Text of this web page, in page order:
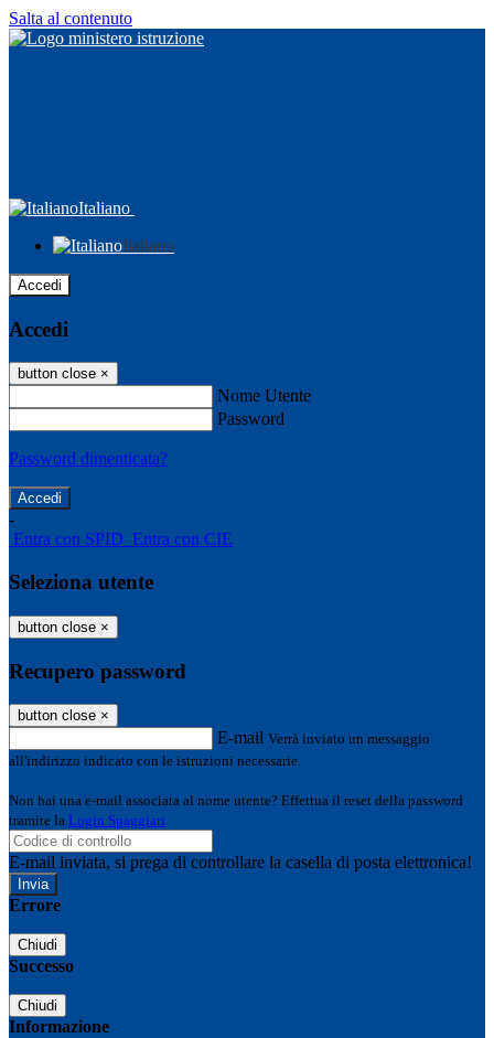
Salta al contenuto
Italiano
Italiano
Accedi
Accedi
button close ×
Nome Utente
Password
Password dimenticata?
-
Entra con SPID Entra con CIE
Seleziona utente
button close ×
Recupero password
button close ×
E-mail Verrà inviato un messaggio
all'indirizzo indicato con le istruzioni necessarie.
Non hai una e-mail associata al nome utente? Effettua il reset della password
tramite la Login Spaggiari
E-mail inviata, si prega di controllare la casella di posta elettronica!
Errore
Chiudi
Successo
Chiudi
Informazione